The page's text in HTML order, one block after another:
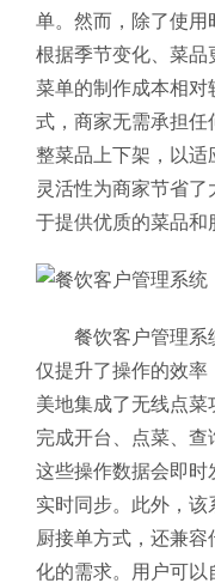
单。然而，除了使用
根据季节变化、菜品
菜单的制作成本相对
式，商家无需承担任
整菜品上下架，以适
灵活性为商家节省
于提供优质的菜品和
餐饮客户管理系
仅提升了操作的效率
美地集成了无线点
完成开台、点菜、查
这些操作数据会即时
实时同步。 此外，该
厨接单方式，还兼
化的需求。用户可以